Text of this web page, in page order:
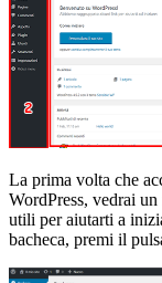
La prima volta che
WordPress, vedrai
utili per aiutarti a
bacheca, premi il